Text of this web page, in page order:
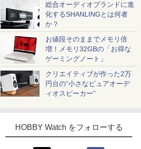
総合オーディオブランドに進
化するSHANLINGとは何者
か？
お値段そのままでメモリ倍
増！メモリ32GBの「お得な
ゲーミングノート」
クリエイティブが作った2万
円台の“小さなピュアオーデ
ィオスピーカー”
HOBBY Watch をフォローする